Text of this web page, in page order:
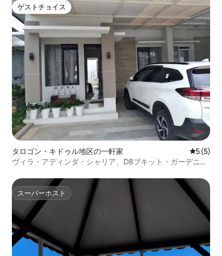
ゲストチョイス
ゲストチョイス
タロゴン・キドゥル地区の一軒家 レビュー
5 (5)
ヴィラ・アディンダ・シャリア、D8ブキット・ガーデニ
スーパーホスト
スーパーホスト